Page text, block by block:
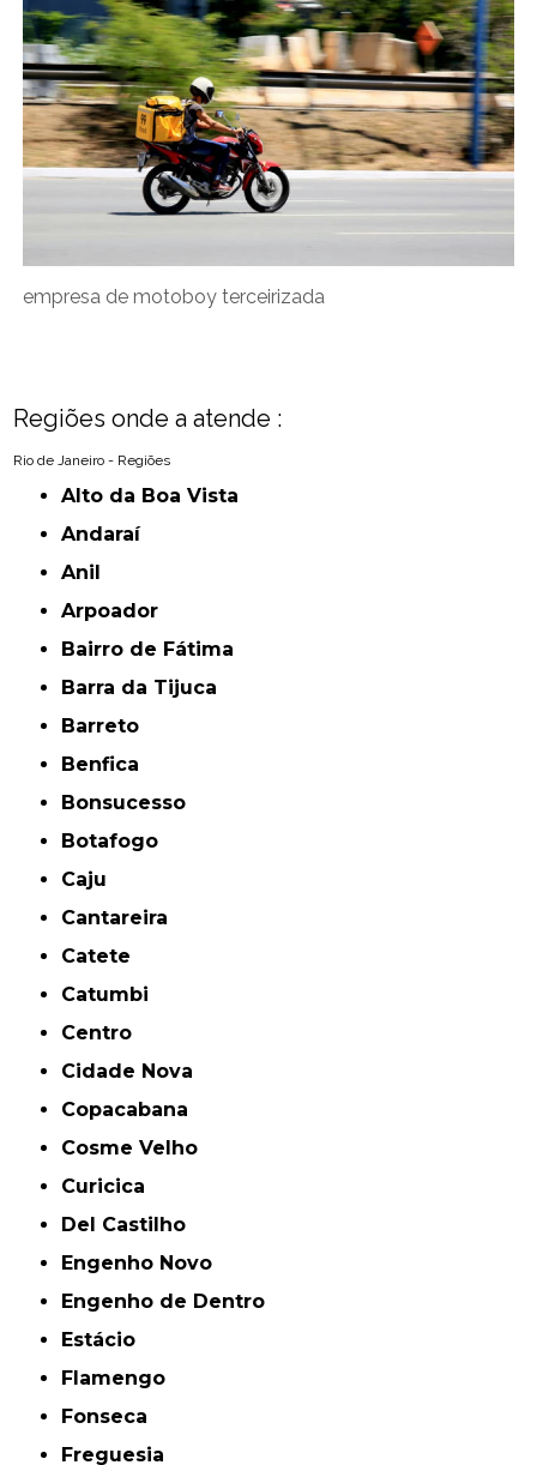
empresa de motoboy terceirizada
Regiões onde a atende :
Rio de Janeiro - Regiões
Alto da Boa Vista
Andaraí
Anil
Arpoador
Bairro de Fátima
Barra da Tijuca
Barreto
Benfica
Bonsucesso
Botafogo
Caju
Cantareira
Catete
Catumbi
Centro
Cidade Nova
Copacabana
Cosme Velho
Curicica
Del Castilho
Engenho Novo
Engenho de Dentro
Estácio
Flamengo
Fonseca
Freguesia